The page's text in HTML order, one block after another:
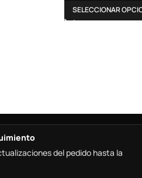
SELECCIONAR
del pedido hasta la